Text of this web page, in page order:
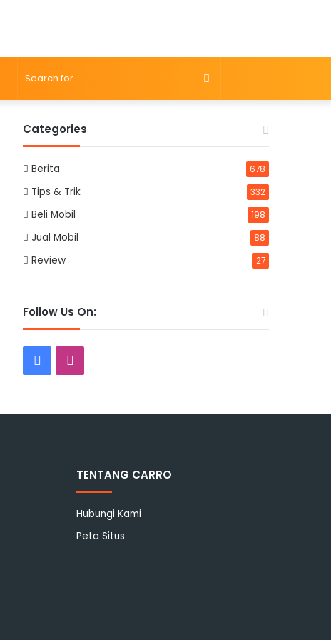
Search
Categories
Berita 678
Tips & Trik 332
Beli Mobil 198
Jual Mobil 88
Review 27
Follow Us On:
Facebook
TENTANG CARRO
Hubungi Kami
Peta Situs